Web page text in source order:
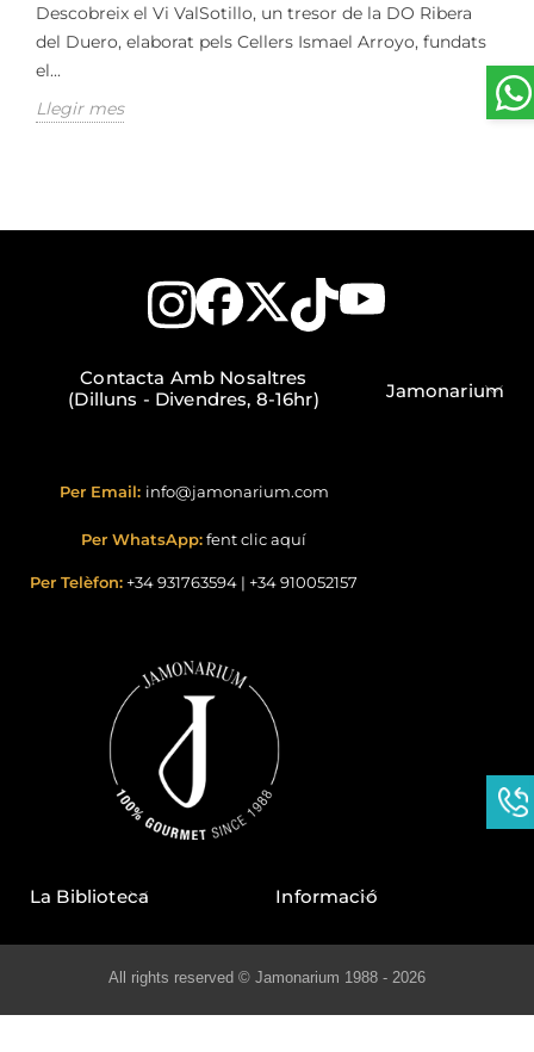
Descobreix el Vi ValSotillo, un tresor de la DO Ribera
del Duero, elaborat pels Cellers Ismael Arroyo, fundats
el...
Llegir mes
Contacta Amb Nosaltres
(Dilluns - Divendres, 8-16hr)
Per Email: info@jamonarium.com
Per WhatsApp:fent clic aquí
Per Telèfon: +34 931763594 | +34 910052157
Jamonarium
La Biblioteca Informació
All rights reserved © Jamonarium 1988 - 2026